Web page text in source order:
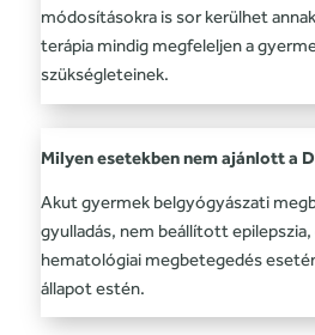
módosításokra is sor kerülhet
terápia mindig megfeleljen a
szükségleteinek.
Milyen esetekben nem ajánlott a
Akut gyermek belgyógyászati
gyulladás, nem beállított epilepszia,
hematológiai megbetegedés
állapot estén.